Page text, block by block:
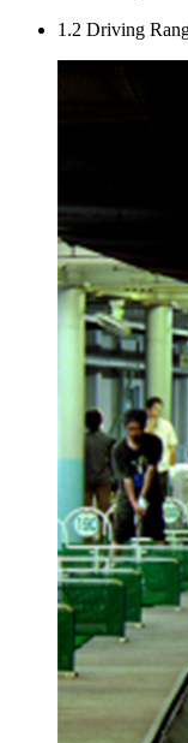
1.2 Driving